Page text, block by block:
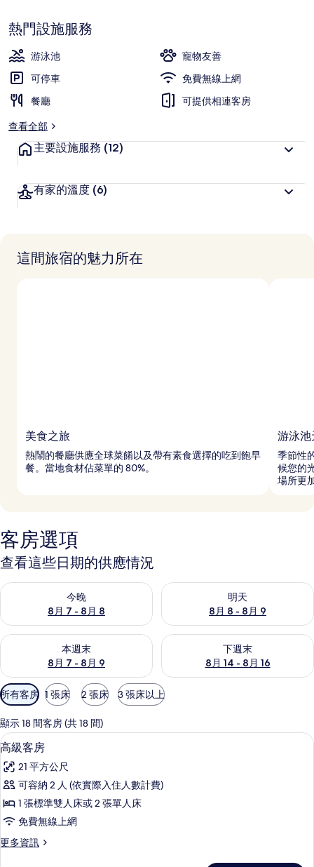
熱門設施服務
游泳池
寵物友善
可停車
免費無線上網
餐廳
可提供相連客房
查看全部
主要設施服務 (12)
有家的溫度 (6)
這間旅宿的魅力所在
美食之旅
熱鬧的餐廳供應全球菜餚以及帶有素食選擇的吃到飽早
餐。當地食材佔菜單的 80%。
游泳池
季節性
候您的
場所更
客房選項
查看這些日期的供應情況
今晚
8月 7 - 8月 8
查看今晚 (8月 7 - 8月 8) 的供應情況
明天
8月 8 - 8月 9
查看明天 (8月 8 - 8月 9) 的供
本週末
8月 7 - 8月 9
查看本週末 (8月 7 - 8月 9) 的供應情況
下週末
8月 14 - 8月 16
查看下週末 (8月 14 - 8月 16)
可
用
的
客
房
篩
選
條
所有客房 1 張床 2 張床 3 張床以上
顯示 18 間客房 (共 18 間)
顯
示
高
級
客
房
的
迷你吧、客房內保險箱、書桌、遮光
4
高級客房
21 平方公尺
可容納 2 人 (依實際入住人數計費)
1 張標準雙人床或 2 張單人床
免費無線上網
更多資訊
更